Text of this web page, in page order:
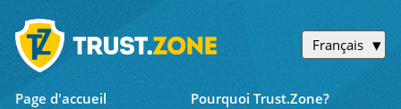
Français
Page d'accueil
Pourquoi Trust.Zone?